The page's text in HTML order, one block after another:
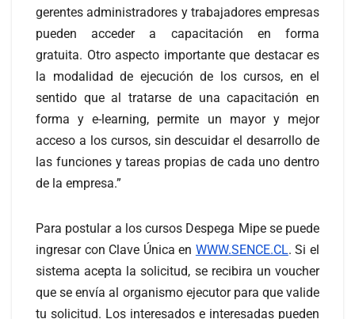
gerentes administradores y trabajadores empresas
pueden acceder a capacitación en forma
gratuita. Otro aspecto importante que destacar es
la modalidad de ejecución de los cursos, en el
sentido que al tratarse de una capacitación en
forma y e-learning, permite un mayor y mejor
acceso a los cursos, sin descuidar el desarrollo de
las funciones y tareas propias de cada uno dentro
de la empresa.”
Para postular a los cursos Despega Mipe se puede
ingresar con Clave Única en WWW.SENCE.CL. Si el
sistema acepta la solicitud, se recibira un voucher
que se envía al organismo ejecutor para que valide
tu solicitud. Los interesados e interesadas pueden